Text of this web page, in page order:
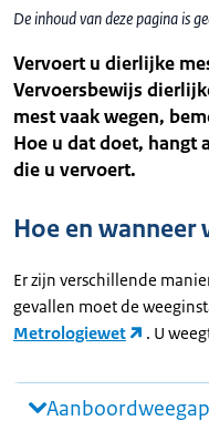
De inhoud van deze pagina is
Vervoert u dierlijke
Vervoersbewijs
mest vaak wegen,
Hoe u dat doet, hangt
die u vervoert.
Hoe en wanneer
Er zijn verschillende
gevallen moet de
Metrologiewet
. U